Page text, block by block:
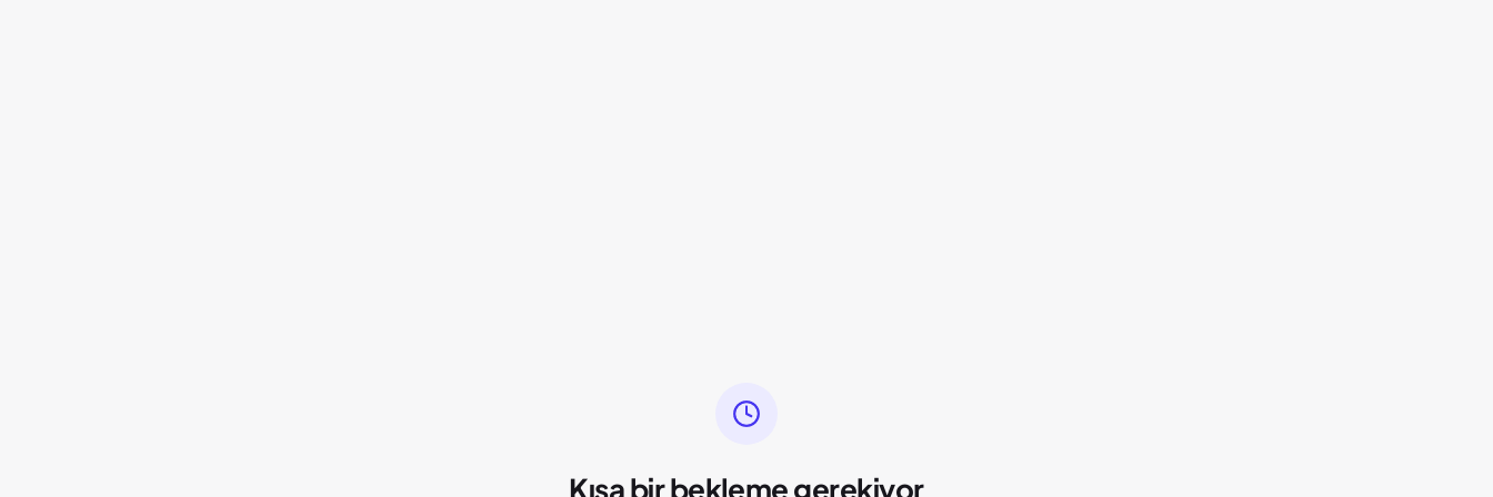
Kısa bir bekleme gerekiyor